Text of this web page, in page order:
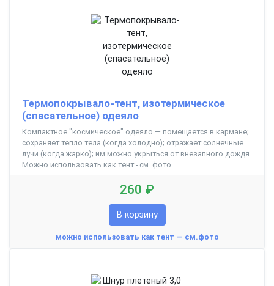
Термопокрывало-тент, изотермическое
(спасательное) одеяло
Компактное "космическое" одеяло — помещается в кармане;
сохраняет тепло тела (когда холодно); отражает солнечные
лучи (когда жарко); им можно укрыться от внезапного дождя.
Можно использовать как тент - см. фото
260 ₽
В корзину
можно использовать как тент — см.фото